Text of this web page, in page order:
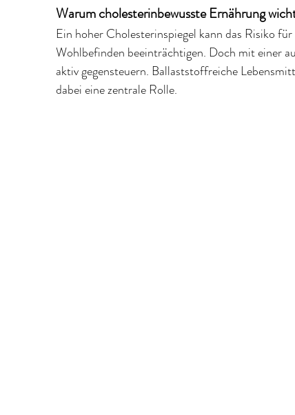
Warum cholesterinbewusste Ernährung
Ein hoher Cholesterinspiegel kann das Risiko
Wohlbefinden beeinträchtigen. Doch mit einer
aktiv gegensteuern. Ballaststoffreiche
dabei eine zentrale Rolle.